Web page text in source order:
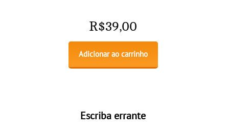
R$39,00
Adicionar ao carrinho
Escriba errante